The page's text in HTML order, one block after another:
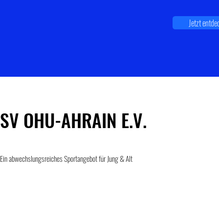
Jetzt
SV OHU-AHRAIN E.V.
Ein abwechslungsreiches Sportangebot für Jung & Alt